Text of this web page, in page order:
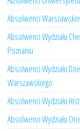
Absolwenci
Absolwenci Wydziału
Poznaniu
Absolwenci Wydziału
Warszawskiego
Absolwenci Wydziału
Absolwenci Wydziału